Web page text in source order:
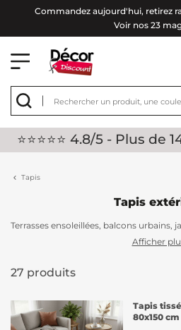
Commandez aujourd'hui, retirez
Voir nos 23
⭐⭐⭐⭐⭐ 4.8/5 - Plus
Tapis
Tapis
Terrasses ensoleillées, balcons urbains,
vos espaces extérieurs avec les tapis
parfaitement aux intempéries tout en
moments en plein air.
RÉSISTANCE TOUTES SAISONS
Nos tapis extérieurs bravent pluie, soleil
Afficher
27 produits
Tapis
80x150 cm